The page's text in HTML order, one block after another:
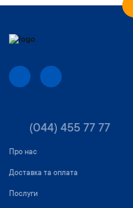
(044) 455 77 77
Про нас
Доставка та оплата
Послуги